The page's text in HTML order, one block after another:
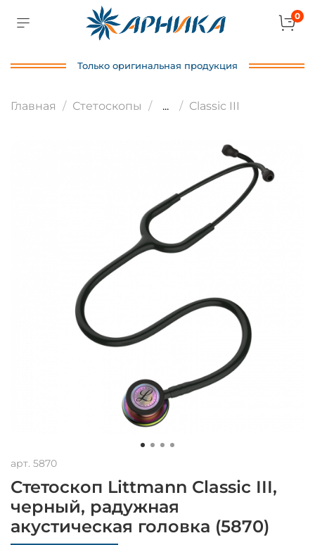
0
Только оригинальная продукция
Главная Стетоскопы ... Classic III
арт. 5870
Стетоскоп Littmann Classic III,
черный, радужная
акустическая головка (5870)